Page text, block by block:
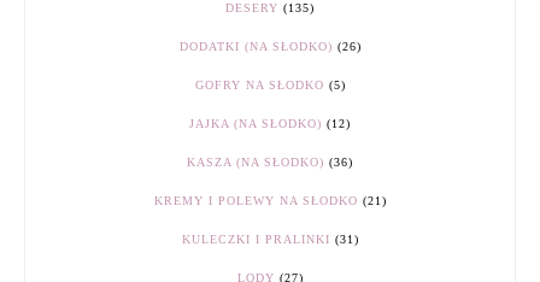
DESERY (135)
DODATKI (NA SŁODKO) (26)
GOFRY NA SŁODKO (5)
JAJKA (NA SŁODKO) (12)
KASZA (NA SŁODKO) (36)
KREMY I POLEWY NA SŁODKO (21)
KULECZKI I PRALINKI (31)
LODY (27)